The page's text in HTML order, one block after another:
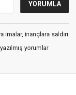
inançlara saldırı
yorumlar